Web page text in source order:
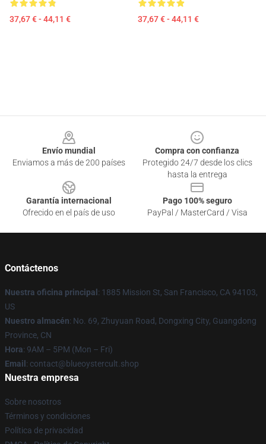
37,67 € - 44,11 € 37,67 € - 44,11 €
Envío mundial
Enviamos a más de 200 países
Compra con confianza
Protegido 24/7 desde los clics
hasta la entrega
Garantía internacional
Ofrecido en el país de uso
Pago 100% seguro
PayPal / MasterCard / Visa
Contáctenos
Nuestra oficina principal : 1885 Mission St, San Francisco, CA 94103,
US
Nuestro almacén: No. 69, Zhuyuan Road, Dongxing City, Guangdong
Province, CN
Hora: 9AM – 5PM (Mon – Fri)
Email : contact@blueoystercult.shop
Nuestra empresa
Sobre nosotros
Términos y condiciones
Política de privacidad